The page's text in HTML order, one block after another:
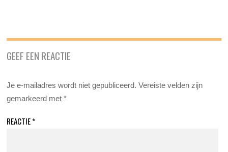
GEEF EEN REACTIE
Je e-mailadres wordt niet gepubliceerd. Vereiste velden zijn
gemarkeerd met*
REACTIE*